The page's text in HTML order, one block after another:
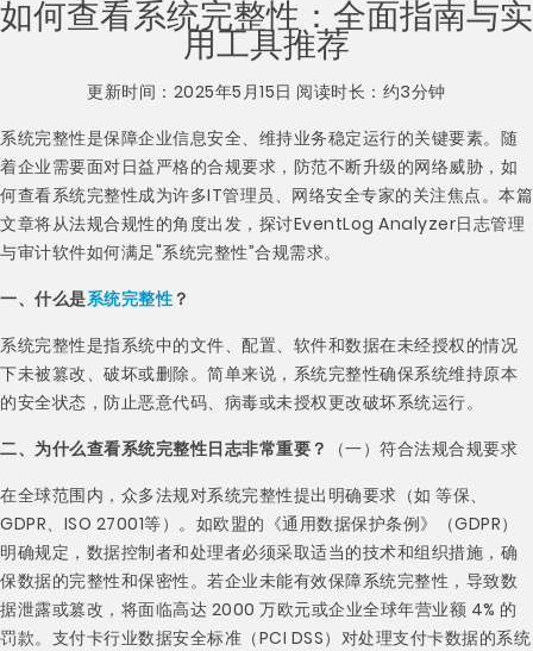
如何查看系统完整性：全面指南与实
用工具推荐
更新时间：2025年5月15日 阅读时长：约3分钟
系统完整性是保障企业信息安全、维持业务稳定运行的关键要素。随
着企业需要面对日益严格的合规要求，防范不断升级的网络威胁，如
何查看系统完整性成为许多IT管理员、网络安全专家的关注焦点。本篇
文章将从法规合规性的角度出发，探讨EventLog Analyzer日志管理
与审计软件如何满足"系统完整性”合规需求。
一、什么是系统完整性 ？
系统完整性是指系统中的文件、配置、软件和数据在未经授权的情况
下未被篡改、破坏或删除。简单来说，系统完整性确保系统维持原本
的安全状态，防止恶意代码、病毒或未授权更改破坏系统运行。
二、为什么查看系统完整性日志非常重要？
（一）符合法规合规要求
在全球范围内，众多法规对系统完整性提出明确要求（如 等保、
GDPR、ISO 27001等）。如欧盟的《通用数据保护条例》（GDPR）
明确规定，数据控制者和处理者必须采取适当的技术和组织措施，确
保数据的完整性和保密性。若企业未能有效保障系统完整性，导致数
据泄露或篡改，将面临高达 2000 万欧元或企业全球年营业额 4% 的
罚款。支付卡行业数据安全标准（PCI DSS）对处理支付卡数据的系统